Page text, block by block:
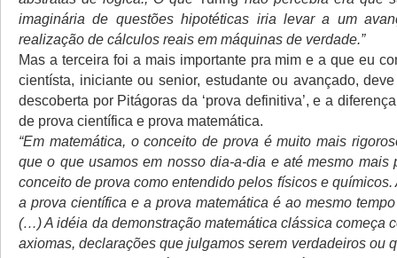
imaginária de questões hipotéticas iria levar a um
realização de cálculos reais em máquinas de verdade.”
Mas a terceira foi a mais importante pra mim e a que eu
cientísta, iniciante ou senior, estudante ou avançado,
descoberta por Pitágoras da ‘prova definitiva’, e a
de prova científica e prova matemática.
“Em matemática, o conceito de prova é muito mais
que o que usamos em nosso dia-a-dia e até mesmo mais
conceito de prova como entendido pelos físicos e químicos.
a prova científica e a prova matemática é ao mesmo
(…) A idéia da demonstração matemática clássica começa
axiomas, declarações que julgamos serem verdadeiros ou